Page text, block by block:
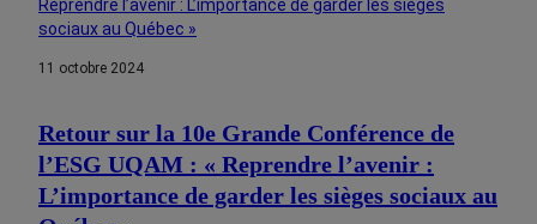
11 octobre 2024
Retour sur la 10e Grande Conférence de
l’ESG UQAM : « Reprendre l’avenir :
L’importance de garder les sièges sociaux au